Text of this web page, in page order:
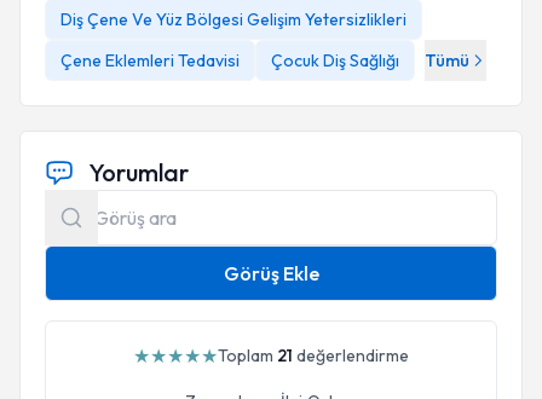
Diş Çene Ve Yüz Bölgesi Gelişim Yetersizlikleri
Çene Eklemleri Tedavisi
Çocuk Diş Sağlığı Tümü
Yorumlar
Görüş Ekle
★★★★★Toplam 21 değerlendirme